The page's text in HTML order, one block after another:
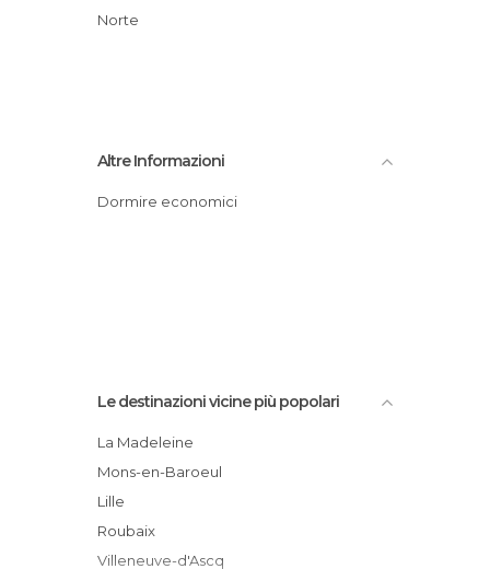
Norte
Altre Informazioni
Dormire economici
Le destinazioni vicine più popolari
La Madeleine
Mons-en-Baroeul
Lille
Roubaix
Villeneuve-d'Ascq